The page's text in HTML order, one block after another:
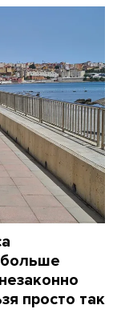
больше
просто так